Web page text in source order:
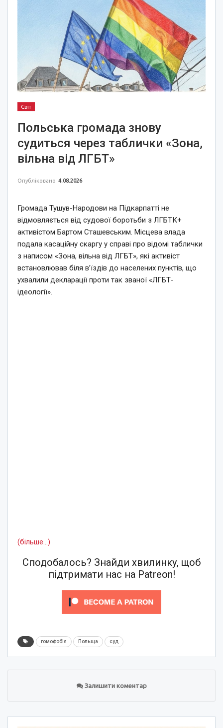
Світ
Польська громада знову
судиться через таблички «Зона,
вільна від ЛГБТ»
Опубліковано 4.08.2026
Громада Тушув-Народови на Підкарпатті не
відмовляється від судової боротьби з ЛГБТК+
активістом Бартом Сташевським. Місцева влада
подала касаційну скаргу у справі про відомі таблички
з написом «Зона, вільна від ЛГБТ», які активіст
встановлював біля в’їздів до населених пунктів, що
ухвалили декларації проти так званої «ЛГБТ-
ідеології».
(більше…)
Сподобалось? Знайди хвилинку, щоб
підтримати нас на Patreon!
гомофобія Польща суд
Залишити коментар